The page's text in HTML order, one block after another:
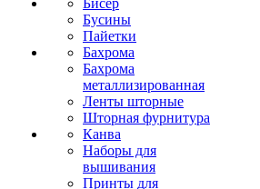
Бисер
Бусины
Пайетки
Бахрома
Бахрома
металлизированная
Ленты шторные
Шторная фурнитура
Канва
Наборы для
вышивания
Принты для